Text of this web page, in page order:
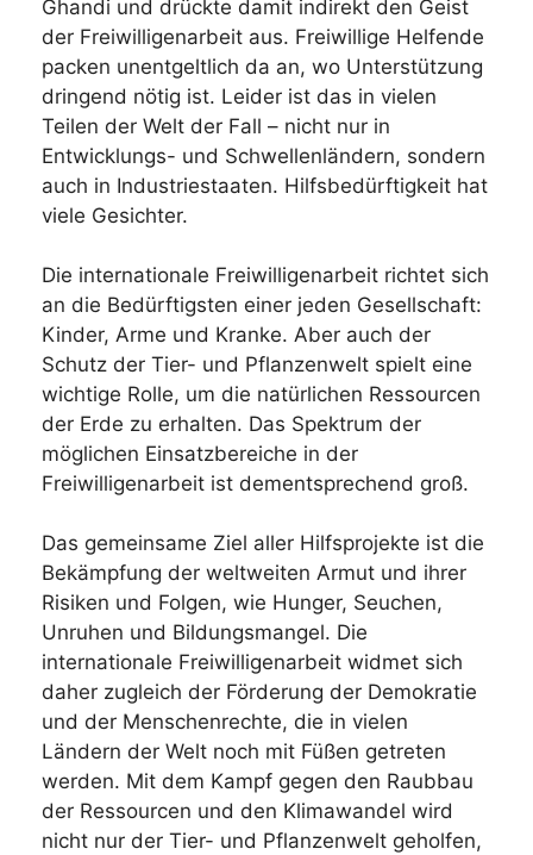
Ghandi und drückte damit indirekt den Geist
der Freiwilligenarbeit aus. Freiwillige Helfende
packen unentgeltlich da an, wo Unterstützung
dringend nötig ist. Leider ist das in vielen
Teilen der Welt der Fall – nicht nur in
Entwicklungs- und Schwellenländern, sondern
auch in Industriestaaten. Hilfsbedürftigkeit hat
viele Gesichter.
Die internationale Freiwilligenarbeit richtet sich
an die Bedürftigsten einer jeden Gesellschaft:
Kinder, Arme und Kranke. Aber auch der
Schutz der Tier- und Pflanzenwelt spielt eine
wichtige Rolle, um die natürlichen Ressourcen
der Erde zu erhalten. Das Spektrum der
möglichen Einsatzbereiche in der
Freiwilligenarbeit ist dementsprechend groß.
Das gemeinsame Ziel aller Hilfsprojekte ist die
Bekämpfung der weltweiten Armut und ihrer
Risiken und Folgen, wie Hunger, Seuchen,
Unruhen und Bildungsmangel. Die
internationale Freiwilligenarbeit widmet sich
daher zugleich der Förderung der Demokratie
und der Menschenrechte, die in vielen
Ländern der Welt noch mit Füßen getreten
werden. Mit dem Kampf gegen den Raubbau
der Ressourcen und den Klimawandel wird
nicht nur der Tier- und Pflanzenwelt geholfen,